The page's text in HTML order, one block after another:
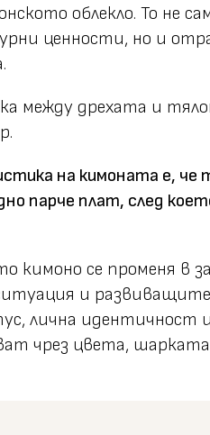
облекло. То не
ценности, но и
между дрехата и
на кимоната е, че
парче плат, след
кимоно се променя в
и развиващите
лична идентичност и
чрез цвета,